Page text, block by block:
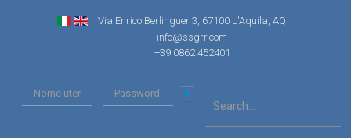
Via Enrico Berlinguer 3, 67100 L'Aquila, AQ
info@ssgrr.com
+39 0862 452401